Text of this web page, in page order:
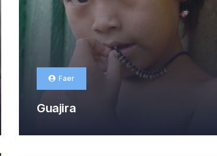
Faer
Guajira